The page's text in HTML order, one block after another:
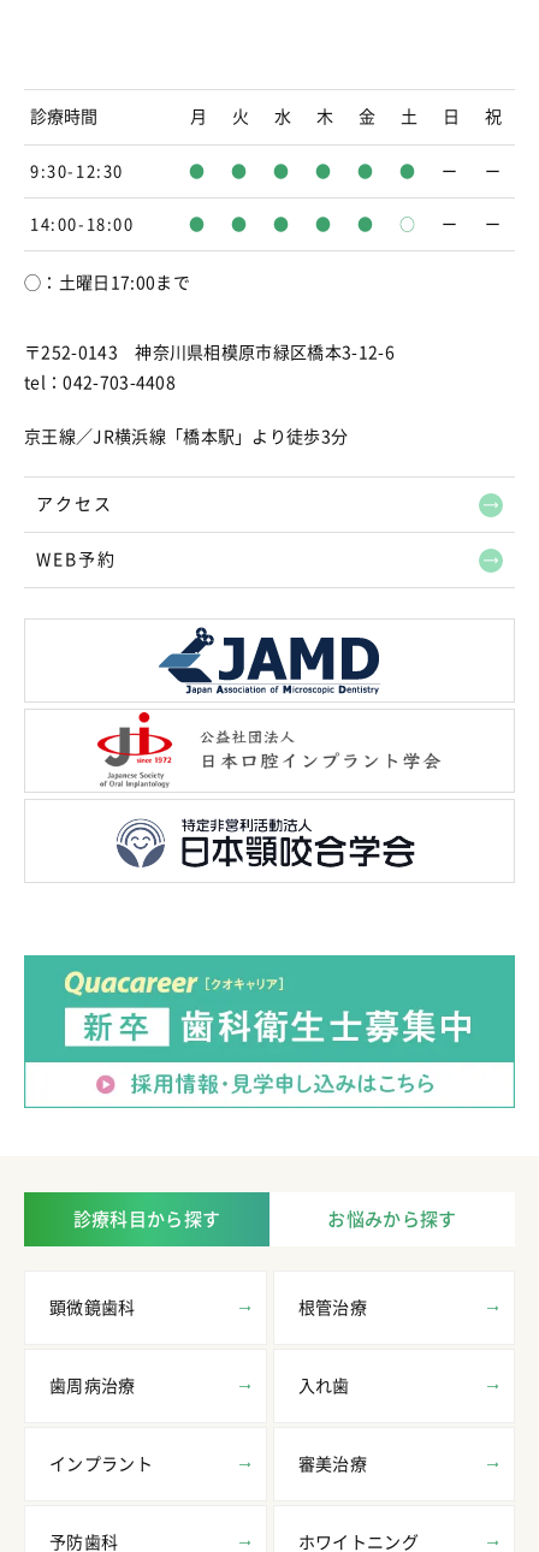
診療時間 月 火 水 木 金 土 日 祝
9:30-12:30 ● ● ● ● ● ● ー ー
14:00-18:00 ● ● ● ● ● ○ ー ー
◯：土曜日17:00まで
〒252-0143 神奈川県相模原市緑区橋本3-12-6
tel：042-703-4408
京王線／JR横浜線「橋本駅」より徒歩3分
アクセス
WEB予約
診療科目から探す お悩みから探す
顕微鏡歯科 根管治療
歯周病治療 入れ歯
インプラント 審美治療
予防歯科 ホワイトニング